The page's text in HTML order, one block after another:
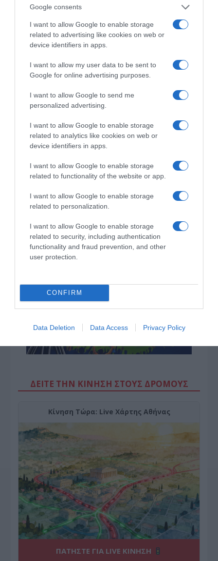
Google consents
I want to allow Google to enable storage
related to advertising like cookies on web or
device identifiers in apps.
I want to allow my user data to be sent to
Google for online advertising purposes.
I want to allow Google to send me
personalized advertising.
I want to allow Google to enable storage
related to analytics like cookies on web or
device identifiers in apps.
I want to allow Google to enable storage
related to functionality of the website or app.
I want to allow Google to enable storage
related to personalization.
I want to allow Google to enable storage
related to security, including authentication
functionality and fraud prevention, and other
user protection.
CONFIRM
Data Deletion Data Access Privacy Policy
ΓΙΑ ΤΟ ΚΑΛΟΚΑΊΡΙ ΣΟΥ →
ΡΟΗ ΕΙΔΗΣΕΩΝ
για ΝΔ
Ιππασίας!
Ανακοίνωση της Ελληνικής Αριστερής Συμπαράταξης:
Ελληνικός Ερυθρός Σταυρός: Τι πρέπει να περιέχει
ΙΟΣ ΔΥΤΙΚΟΥ ΝΕΙΛΟΥ: ΣΥΝΑΓΕΡΜΟΣ ΑΠΟ ΤΟΝ ΙΣΑ ΓΙΑ
Πληθωρισμός: Στο 3,4% τον Ιούλιο – «Καίνε» οι τιμές
σε στέγη και καύσιμα
ΔΕΙΤΕ ΤΗΝ ΚΙΝΗΣΗ ΣΤΟΥΣ ΔΡΌΜΟΥΣ
Κίνηση Τώρα: Live Χάρτης Αθήνας
ΠΑΤΗΣΤΕ ΓΙΑ LIVE ΚΙΝΗΣΗ